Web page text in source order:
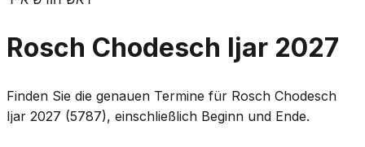
Rosch Chodesch Ijar 2027
Finden Sie die genauen Termine für Rosch Chodesch
Ijar 2027 (5787), einschließlich Beginn und Ende.